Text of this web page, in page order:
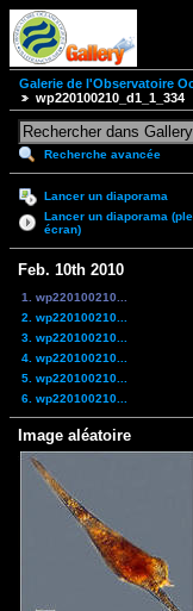
Galerie de l'Observatoire
wp220100210_d1_1_334
Recherche avancée
Lancer un diaporama
Lancer un diaporama
écran)
Feb. 10th 2010
1. wp220100210...
2. wp220100210...
3. wp220100210...
4. wp220100210...
5. wp220100210...
6. wp220100210...
Image aléatoire